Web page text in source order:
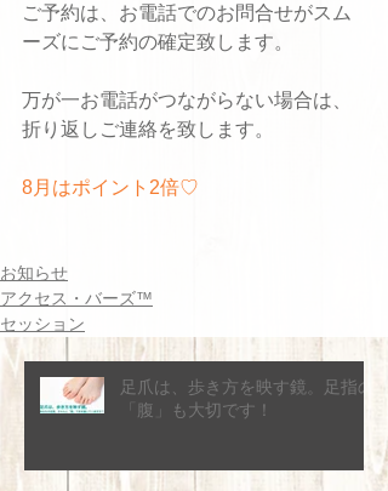
ご予約は、お電話でのお問合せがスム
ーズにご予約の確定致します。
万が一お電話がつながらない場合は、
折り返しご連絡を致します。
8月はポイント2倍♡
お知らせ
アクセス・バーズ™
セッション
足爪は、歩き方を映す鏡。足指の
「腹」も大切です！